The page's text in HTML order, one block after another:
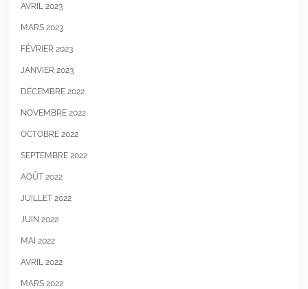
AVRIL 2023
MARS 2023
FÉVRIER 2023
JANVIER 2023
DÉCEMBRE 2022
NOVEMBRE 2022
OCTOBRE 2022
SEPTEMBRE 2022
AOÛT 2022
JUILLET 2022
JUIN 2022
MAI 2022
AVRIL 2022
MARS 2022